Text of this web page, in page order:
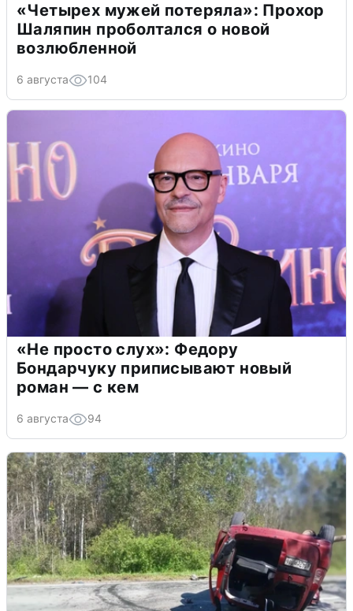
«Четырех мужей потеряла»: Прохор
Шаляпин проболтался о новой
возлюбленной
6 августа 104
«Не просто слух»: Федору
Бондарчуку приписывают новый
роман — с кем
6 августа 94